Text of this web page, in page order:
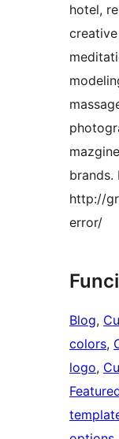
hotel,
brands.
http://
error/
Blog,
colors,
logo,